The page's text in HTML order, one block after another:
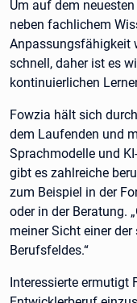
Um auf dem
neben fachlichem
Anpassungsfähigkeit
schnell, daher ist es
kontinuierlichen
Fowzia hält sich
dem Laufenden und
Sprachmodelle und
gibt es zahlreiche
zum Beispiel in der
oder in der Beratung.
meiner Sicht einer
Berufsfeldes.“
Interessierte ermutigt